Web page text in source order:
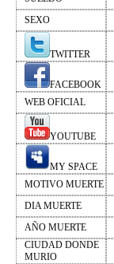
SEXO
TWITTER
FACEBOOK
WEB OFICIAL
YOUTUBE
MY SPACE
MOTIVO MUERTE
DIA MUERTE
AÑO MUERTE
CIUDAD DONDE
MURIO